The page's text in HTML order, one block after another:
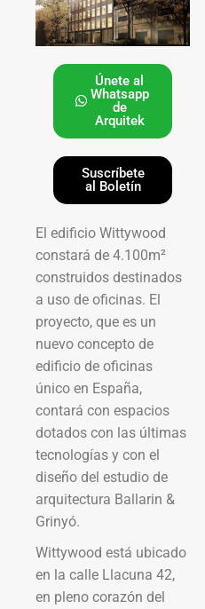
Únete al
Whatsapp
de
Arquitek
Suscríbete
al Boletín
El edificio Wittywood
constará de 4.100m²
construidos destinados
a uso de oficinas. El
proyecto, que es un
nuevo concepto de
edificio de oficinas
único en España,
contará con espacios
dotados con las últimas
tecnologías y con el
diseño del estudio de
arquitectura Ballarin &
Grinyó.
Wittywood está ubicado
en la calle Llacuna 42,
en pleno corazón del